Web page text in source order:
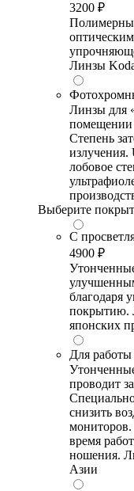
3200 ₽
Линзы
Линзы для
помещении
Степень
лобовое
Выберите
С
4900 ₽
благодаря
покрытию.
японских
Для работы
проводит
снизить
мониторов.
время
ношения.
Азии